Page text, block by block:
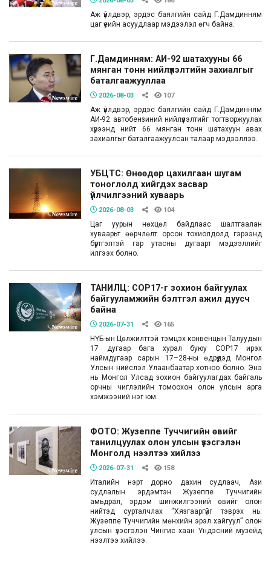
Аж үйлдвэр, эрдэс баялгийн сайд Г.Дамдинням
цаг үеийн асуудлаар мэдээлэл өгч байна.
Г.Дамдинням: АИ-92 шатахууны 66
мянган тонн нийлүүлэлтийн захиалгыг
баталгаажууллаа
2026-08-03 107
Аж үйлдвэр, эрдэс баялгийн сайд Г.Дамдинням
АИ-92 автобензиний нийлүүлэлтийг тогтворжуулах
хүрээнд нийт 66 мянган тонн шатахуун авах
захиалгыг баталгаажуулсан талаар мэдээллээ.
УБЦТС: Өнөөдөр цахилгаан шугам
тоноглолд хийгдэх засвар
үйлчилгээний хуваарь
2026-08-03 104
Цаг уурын нөхцөл байдлаас шалтгаалан
хуваарьт өөрчлөлт орсон тохиолдолд гэрээнд
бүртгэлтэй гар утасны дугаарт мэдээллийг
илгээх болно.
ТАНИЛЦ: COP17-г зохион байгуулах
байгууламжийн бэлтгэл ажил дуусч
байна
2026-07-31 165
НҮБ-ын Цөлжилттэй тэмцэх конвенцын Талуудын
17 дугаар бага хурал буюу COP17 ирэх
наймдугаар сарын 17–28-ны өдрүүдэд Монгол
Улсын нийслэл Улаанбаатар хотноо болно. Энэ
нь Монгол Улсад зохион байгуулагдах байгаль
орчны чиглэлийн томоохон олон улсын арга
хэмжээний нэг юм.
ФОТО: Жузеппе Туччигийн өвийг
танилцуулах олон улсын үзэсгэлэн
Монголд нээлтээ хийлээ
2026-07-31 158
Италийн нэрт дорно дахин судлаач, Ази
судлалын эрдэмтэн Жузеппе Туччигийн
амьдрал, эрдэм шинжилгээний өвийг олон
нийтэд сурталчлах “Хязгааргүйг тэврэх нь:
Жузеппе Туччигийн мөнхийн эрэл хайгуул” олон
улсын үзэсгэлэн Чингис хаан Үндэсний музейд
нээлтээ хийлээ.